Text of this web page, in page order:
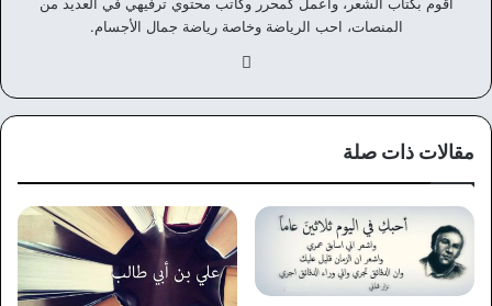
المنصات، احب الرياضة وخاصة رياضة جمال الأجسام.
وك
مقالات ذات صلة